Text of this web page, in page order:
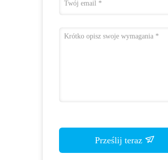
Prześlij teraz